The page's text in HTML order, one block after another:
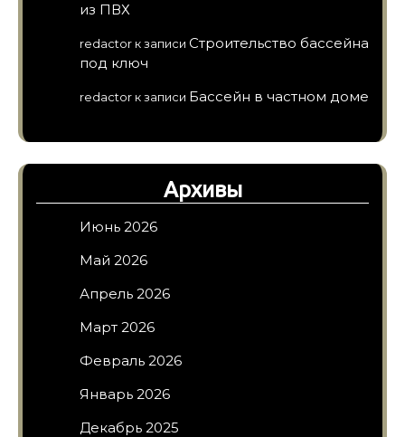
из ПВХ
redactor к записи Строительство бассейна
под ключ
redactor к записи Бассейн в частном доме
Архивы
Июнь 2026
Май 2026
Апрель 2026
Март 2026
Февраль 2026
Январь 2026
Декабрь 2025